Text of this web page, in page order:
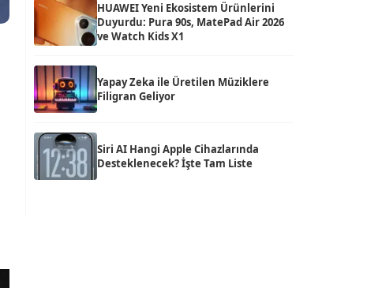
HUAWEI Yeni Ekosistem Ürünlerini
Duyurdu: Pura 90s, MatePad Air 2026
ve Watch Kids X1
Yapay Zeka ile Üretilen Müziklere
Filigran Geliyor
Siri AI Hangi Apple Cihazlarında
Desteklenecek? İşte Tam Liste